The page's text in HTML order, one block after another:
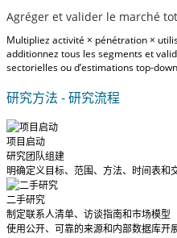
Agréger et valider le marché
Multipliez activité × pénétration ×
additionnez tous les segments et
sectorielles ou d’estimations top-
研究方法 - 研究流程
项目启动
研究团队组建
明确定义目标、范围、方法、时间表和
二手研究
制定联系人清单、访谈指南和市场模型
使用公开、可靠的来源和内部数据库开